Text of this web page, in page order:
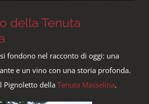
della Tenuta
fondono nel racconto di oggi: una
e un vino con una storia profonda.
Pignoletto della Tenuta Masselina.